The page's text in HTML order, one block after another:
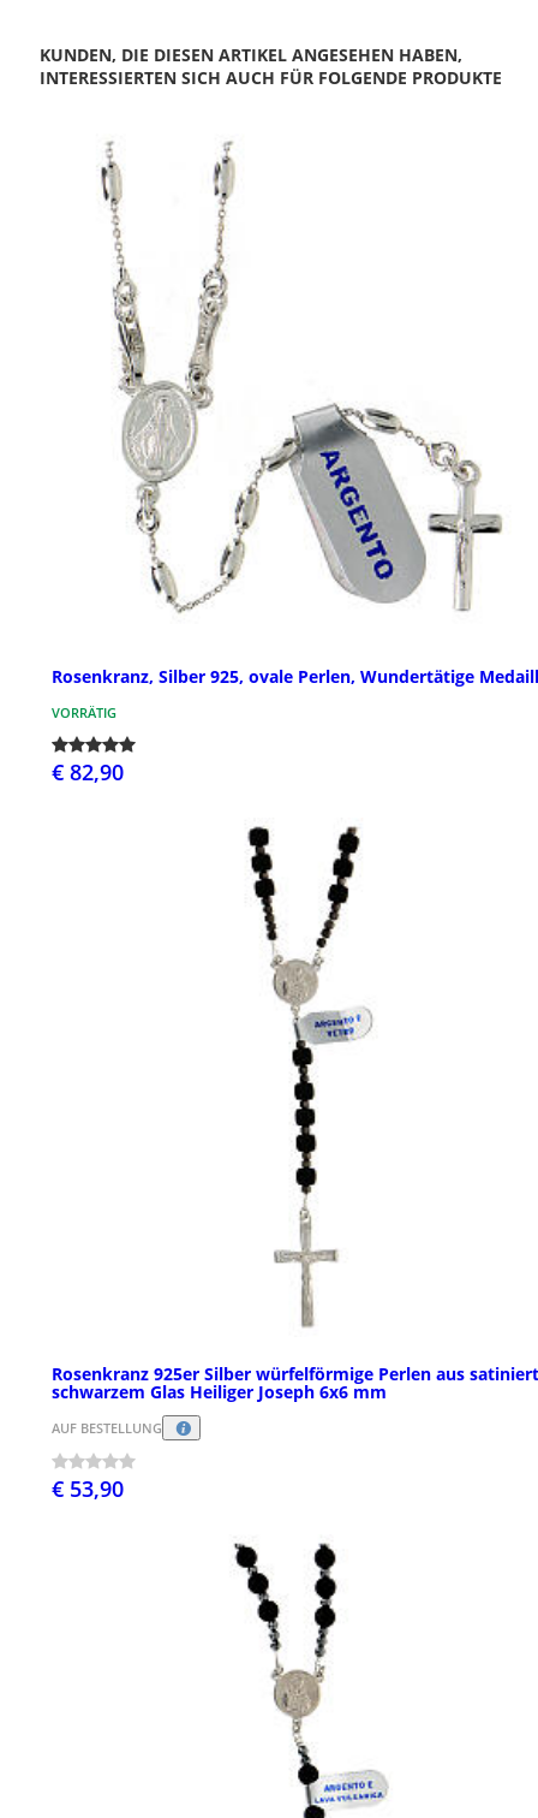
KUNDEN, DIE DIESEN ARTIKEL ANGESEHEN HABEN,
INTERESSIERTEN SICH AUCH FÜR FOLGENDE PRODUKTE
Rosenkranz, Silber 925, ovale Perlen, Wundertätige
VORRÄTIG
€ 82,90
Rosenkranz 925er Silber würfelförmige Perlen aus
schwarzem Glas Heiliger Joseph 6x6 mm
AUF BESTELLUNG
€ 53,90